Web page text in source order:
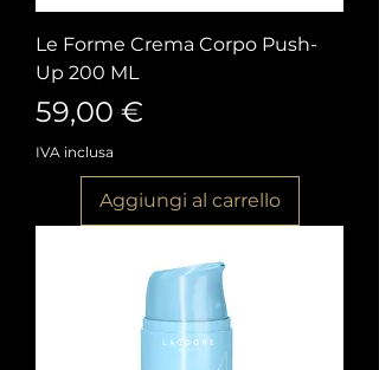
Le Forme Crema Corpo Push-
Up 200 ML
Prezzo
59,00 €
IVA inclusa
Aggiungi al carrello